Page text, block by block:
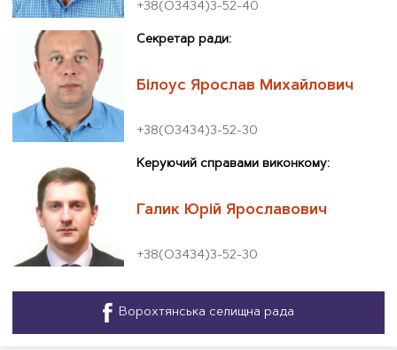
+38(О3434)3-52-40
Секретар ради:
Білоус Ярослав Михайлович
+38(О3434)3-52-30
Керуючий справами виконкому:
Галик Юрій Ярославович
+38(О3434)3-52-30
Ворохтянська селищна рада